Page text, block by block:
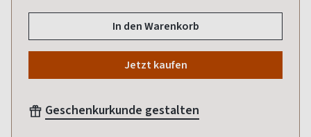
In den Warenkorb
Jetzt kaufen
Geschenkurkunde gestalten